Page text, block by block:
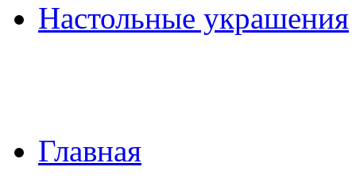
Настольные украшения
Главная